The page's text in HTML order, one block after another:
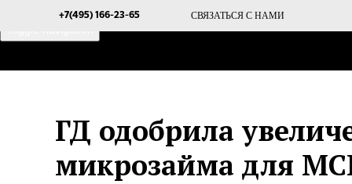
+7(495) 166-23-65 СВЯЗАТЬСЯ С НАМИ
ГД одобрила
микрозайма для